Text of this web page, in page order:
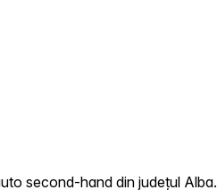
second-hand din județul Alba.